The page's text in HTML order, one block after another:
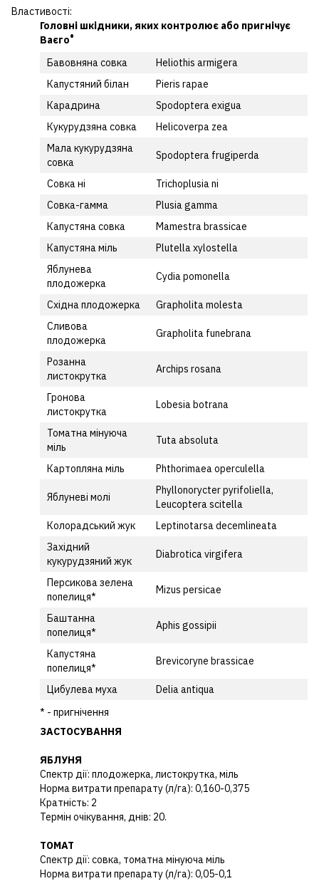
Властивості:
Головні шкідники, яких контролює або пригнічує
Ваєго®
Бавовняна совка
Heliothis armigera
Капустяний білан
Pieris rapae
Карадрина
Spodoptera exigua
Кукурудзяна совка
Helicoverpa zea
Мала кукурудзяна
совка
Spodoptera frugiperda
Совка ні
Trichoplusia ni
Совка-гамма
Plusia gamma
Капустяна совка
Мamestra brassicae
Капустяна міль
Plutella xylostella
Яблунева
плодожерка
Cydia pomonella
Східна плодожерка
Grapholita molesta
Сливова
плодожерка
Grapholita funebrana
Розанна
листокрутка
Archips rosana
Гронова
листокрутка
Lobesia botrana
Томатна мінуюча
міль
Tuta absoluta
Картопляна міль Phthorimaea operculella
Яблуневі молі
Phyllonorycter pyrifoliella,
Leucoptera scitella
Колорадський жук
Leptinotarsa decemlineata
Західний
кукурудзяний жук
Diabrotica virgifera
Персикова зелена
попелиця*
Mizus persicae
Баштанна
попелиця*
Aphis gossipii
Капустяна
попелиця*
Brevicoryne brassicae
Цибулева муха
Delia antiqua
* - пригнічення
ЗАСТОСУВАННЯ
ЯБЛУНЯ
Спектр дії: плодожерка, листокрутка, міль
Норма витрати препарату (л/га): 0,160-0,375
Кратність: 2
Термін очікування, днів: 20.
ТОМАТ
Спектр дії: совка, томатна мінуюча міль
Норма витрати препарату (л/га): 0,05-0,1